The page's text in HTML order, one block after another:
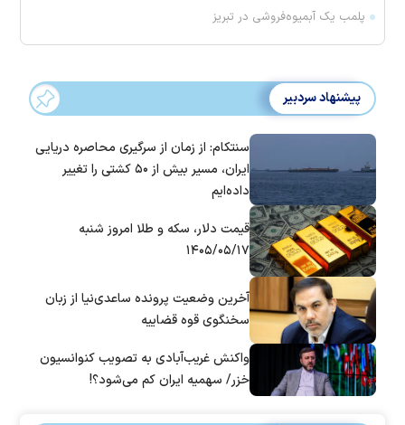
پلمب یک آبمیوه‌فروشی در تبریز
پیشنهاد سردبیر
سنتکام: از زمان از سرگیری محاصره دریایی
ایران، مسیر بیش از ۵۰ کشتی را تغییر
داده‌ایم
قیمت دلار، سکه و طلا امروز شنبه
۱۴۰۵/۰۵/۱۷
آخرین وضعیت پرونده ساعدی‌نیا از زبان
سخنگوی قوه قضاییه
واکنش غریب‌آبادی به تصویب کنوانسیون
خزر/ سهمیه ایران کم می‌شود؟!